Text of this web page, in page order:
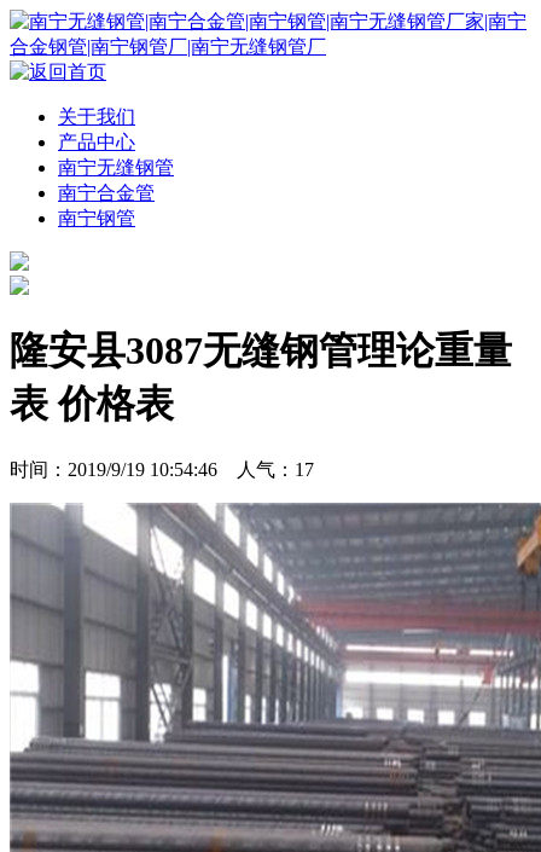
关于我们
产品中心
南宁无缝钢管
南宁合金管
南宁钢管
隆安县3087无缝钢管理论重量
表 价格表
时间：2019/9/19 10:54:46 人气： 17